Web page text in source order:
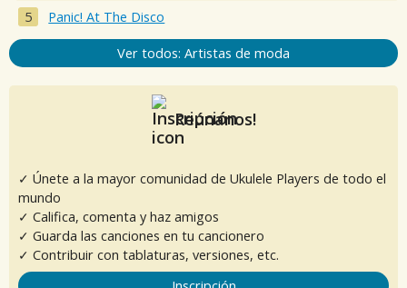
Panic! At The Disco
Ver todos: Artistas de moda
Reúnanos!
✓ Únete a la mayor comunidad de Ukulele Players de todo el
mundo
✓ Califica, comenta y haz amigos
✓ Guarda las canciones en tu cancionero
✓ Contribuir con tablaturas, versiones, etc.